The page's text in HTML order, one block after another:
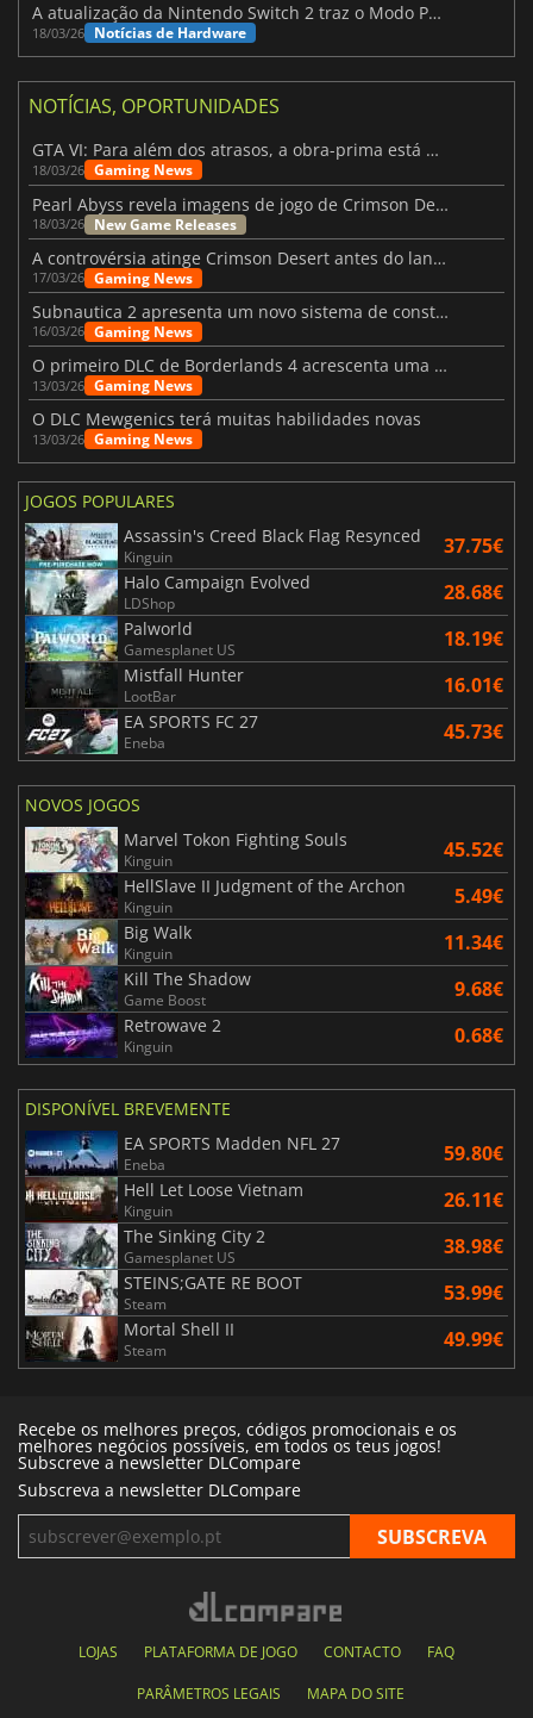
A atualização da Nintendo Switch 2 traz o Modo Portátil aos jogos mais antigos da Switch
18/03/26 Notícias de Hardware
NOTÍCIAS, OPORTUNIDADES
GTA VI: Para além dos atrasos, a obra-prima está quase a chegar
18/03/26 Gaming News
Pearl Abyss revela imagens de jogo de Crimson Desert para a PS5
18/03/26 New Game Releases
A controvérsia atinge Crimson Desert antes do lançamento
17/03/26 Gaming News
Subnautica 2 apresenta um novo sistema de construção de bases
16/03/26 Gaming News
O primeiro DLC de Borderlands 4 acrescenta uma nova personagem e muito mais
13/03/26 Gaming News
O DLC Mewgenics terá muitas habilidades novas
13/03/26 Gaming News
JOGOS POPULARES
Assassin's Creed Black Flag Resynced
Kinguin 37.75€
Halo Campaign Evolved
LDShop 28.68€
Palworld
Gamesplanet US 18.19€
Mistfall Hunter
LootBar 16.01€
EA SPORTS FC 27
Eneba 45.73€
NOVOS JOGOS
Marvel Tokon Fighting Souls
Kinguin 45.52€
HellSlave II Judgment of the Archon
Kinguin 5.49€
Big Walk
Kinguin 11.34€
Kill The Shadow
Game Boost 9.68€
Retrowave 2
Kinguin 0.68€
DISPONÍVEL BREVEMENTE
EA SPORTS Madden NFL 27
Eneba 59.80€
Hell Let Loose Vietnam
Kinguin 26.11€
The Sinking City 2
Gamesplanet US 38.98€
STEINS;GATE RE BOOT
Steam 53.99€
Mortal Shell II
Steam 49.99€
Recebe os melhores preços, códigos promocionais e os
melhores negócios possíveis, em todos os teus jogos!
Subscreve a newsletter DLCompare
Subscreva a newsletter DLCompare
LOJAS PLATAFORMA DE JOGO CONTACTO FAQ
PARÂMETROS LEGAIS MAPA DO SITE